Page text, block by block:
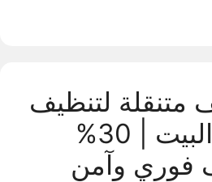
متنقلة لتنظيف
السجاد في البيت | 30%
فوري وآمن